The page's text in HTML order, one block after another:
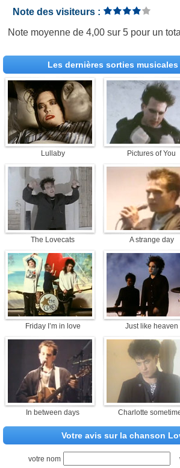
Note des visiteurs :
Note moyenne de4,00 sur5 pour un
Les dernières sorties musicales
Lullaby Pictures of You
The Lovecats A strange day
Friday I’m in love Just like heaven
In between days Charlotte
Votre avis sur la chanson
votre nom